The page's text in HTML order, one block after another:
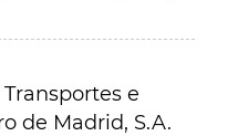
e
de Madrid, S.A.